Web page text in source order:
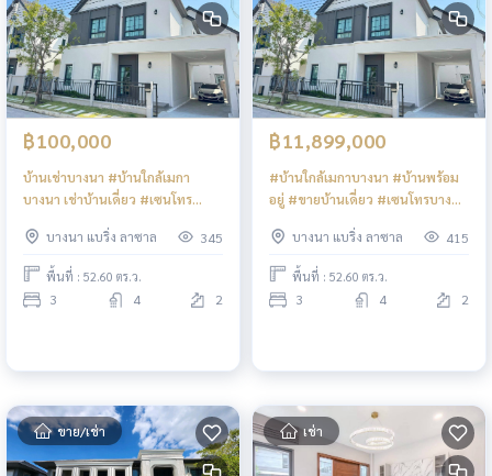
฿100,000
บ้านเช่าบางนา #บ้านใกล้เมกา
บางนา เช่าบ้านเดี่ยว #เซนโทร
สุวรรณภูมิ HouseForRent
#CentroBangna #Megabangna
#PrincHospitalSuvarnabhumi
บางนา แบริ่ง ลาซาล 345
พื้นที่ : 52.60 ตร.ว.
3 4 2
฿11,899,000
#บ้านใกล้เมกาบางนา #บ้านพร้อม
อยู่ #ขายบ้านเดี่ยว #เซนโทรบางนา
#รร.นานาชาติคอนคอร์เดียน
#CondoforSale #CentroBangna
#Megabangna
#PrincHospitalSuvarnabhumi
บางนา แบริ่ง ลาซาล 415
พื้นที่ : 52.60 ตร.ว.
3 4 2
ขาย/เช่า เช่า